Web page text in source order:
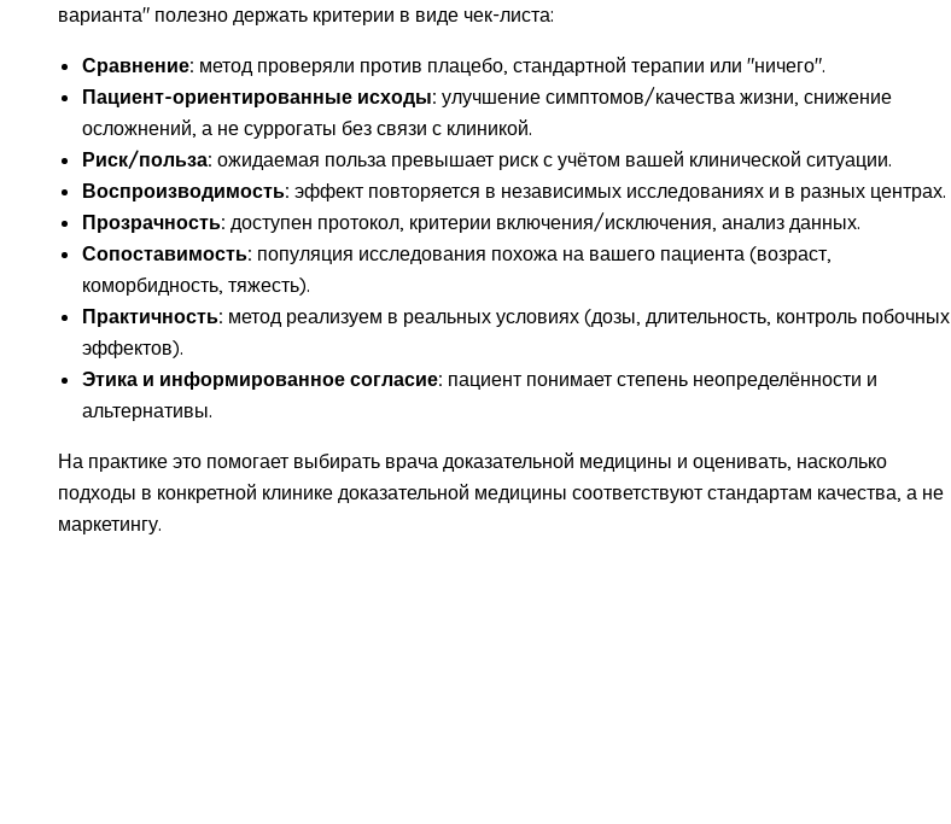
варианта" полезно держать критерии в виде чек-листа:
Сравнение: метод проверяли против плацебо, стандартной терапии или "ничего".
Пациент-ориентированные исходы: улучшение симптомов/качества жизни, снижение
осложнений, а не суррогаты без связи с клиникой.
Риск/польза: ожидаемая польза превышает риск с учётом вашей клинической ситуации.
Воспроизводимость: эффект повторяется в независимых исследованиях и в разных центрах.
Прозрачность: доступен протокол, критерии включения/исключения, анализ данных.
Сопоставимость: популяция исследования похожа на вашего пациента (возраст,
коморбидность, тяжесть).
Практичность: метод реализуем в реальных условиях (дозы, длительность, контроль побочных
эффектов).
Этика и информированное согласие: пациент понимает степень неопределённости и
альтернативы.
На практике это помогает выбирать врача доказательной медицины и оценивать, насколько
подходы в конкретной клинике доказательной медицины соответствуют стандартам качества, а не
маркетингу.